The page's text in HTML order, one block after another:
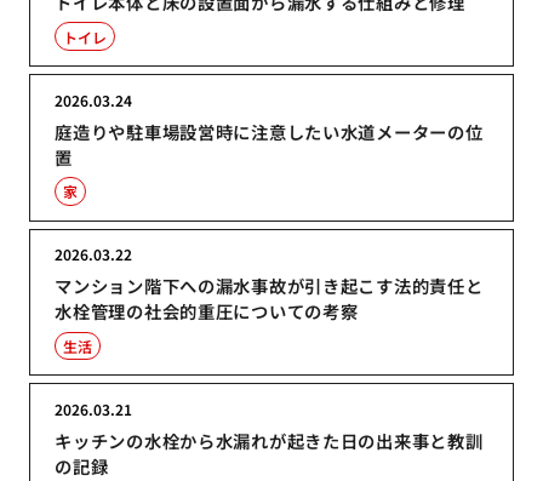
トイレ
庭造りや駐車場設営時に注意したい水道メーターの位
置
2026.03.24
家
マンション階下への漏水事故が引き起こす法的責任と
水栓管理の社会的重圧についての考察
2026.03.22
生活
キッチンの水栓から水漏れが起きた日の出来事と教訓
の記録
2026.03.21